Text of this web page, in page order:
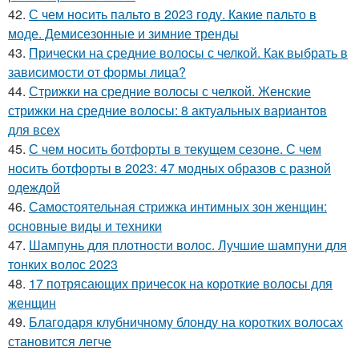
42. С чем носить пальто в 2023 году. Какие пальто в
моде. Демисезонные и зимние тренды
43. Прически на средние волосы с челкой. Как выбрать в
зависимости от формы лица?
44. Стрижки на средние волосы с челкой. Женские
стрижки на средние волосы: 8 актуальных вариантов
для всех
45. С чем носить ботфорты в текущем сезоне. С чем
носить ботфорты в 2023: 47 модных образов с разной
одеждой
46. Самостоятельная стрижка интимных зон женщин:
основные виды и техники
47. Шампунь для плотности волос. Лучшие шампуни для
тонких волос 2023
48. 17 потрясающих причесок на короткие волосы для
женщин
49. Благодаря клубничному блонду на коротких волосах
становится легче